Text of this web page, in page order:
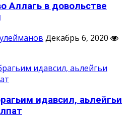
Аллагь в довольстве
Декабрь 6, 2020
идавсил, аьлейгьи